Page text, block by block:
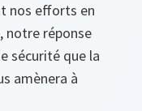
nos efforts en
notre réponse
sécurité que la
amènera à